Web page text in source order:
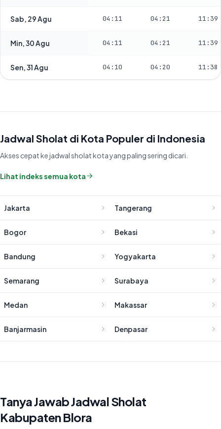
Sab, 29 Agu 04:11 04:21 11:39
Min, 30 Agu 04:11 04:21 11:39
Sen, 31 Agu 04:10 04:20 11:38
Jadwal Sholat di Kota Populer di Indonesia
Akses cepat ke jadwal sholat kota yang paling sering dicari.
Lihat indeks semua kota
Jakarta Tangerang
Bogor Bekasi
Bandung Yogyakarta
Semarang Surabaya
Medan Makassar
Banjarmasin Denpasar
Tanya Jawab Jadwal Sholat
Kabupaten Blora